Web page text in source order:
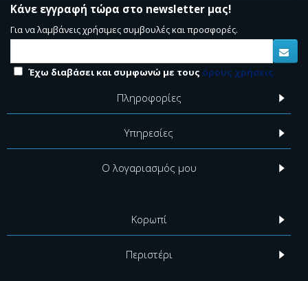
Κάνε εγγραφή τώρα στο newsletter μας!
Για να λαμβάνεις χρήσιμες συμβουλές και προσφορές.
Έχω διαβάσει και συμφωνώ με τους όρους χρήσεις
Πληροφορίες
Υπηρεσίες
Ο λογαριασμός μου
Κορωπί
Περιστέρι